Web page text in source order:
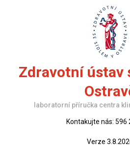
Zdravotní ústav
laboratorní příručka centra
Kontakujte nás: 596
Verze